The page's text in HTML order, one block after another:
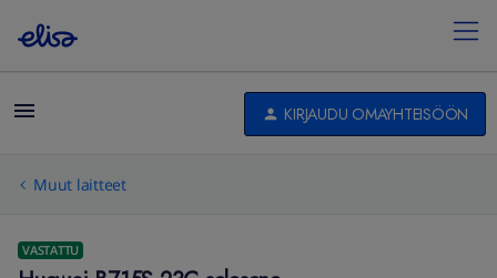
KIRJAUDU OMAYHTEISÖÖN
Muut laitteet
VASTATTU